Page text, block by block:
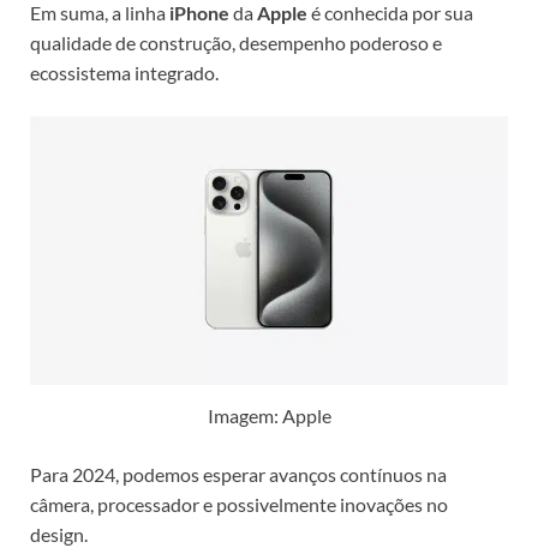
Em suma, a linha iPhone daApple é conhecida por sua
qualidade de construção, desempenho poderoso e
ecossistema integrado.
Imagem: Apple
Para 2024, podemos esperar avanços contínuos na
câmera, processador e possivelmente inovações no
design.